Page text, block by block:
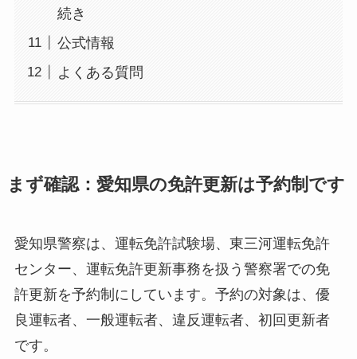
続き
公式情報
よくある質問
まず確認：愛知県の免許更新は予約制です
愛知県警察は、運転免許試験場、東三河運転免許
センター、運転免許更新事務を扱う警察署での免
許更新を予約制にしています。予約の対象は、優
良運転者、一般運転者、違反運転者、初回更新者
です。